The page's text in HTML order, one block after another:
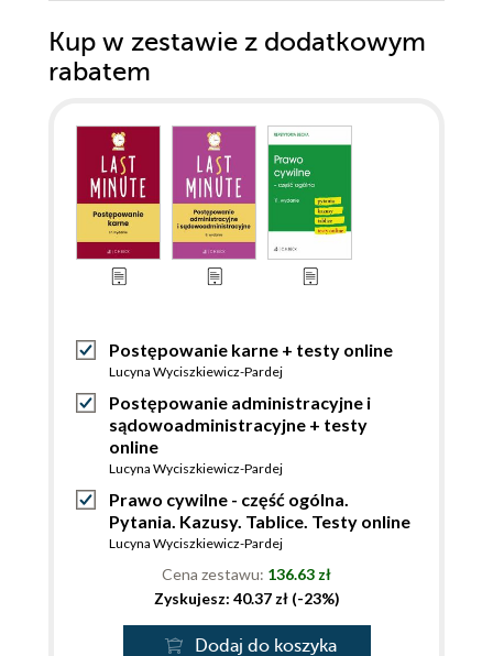
Kup w zestawie z dodatkowym
rabatem
Postępowanie karne + testy online
Lucyna Wyciszkiewicz-Pardej
Postępowanie administracyjne i
sądowoadministracyjne + testy
online
Lucyna Wyciszkiewicz-Pardej
Prawo cywilne - część ogólna.
Pytania. Kazusy. Tablice. Testy online
Lucyna Wyciszkiewicz-Pardej
Cena zestawu: 136.63 zł
Zyskujesz: 40.37 zł (-23%)
Dodaj do koszyka